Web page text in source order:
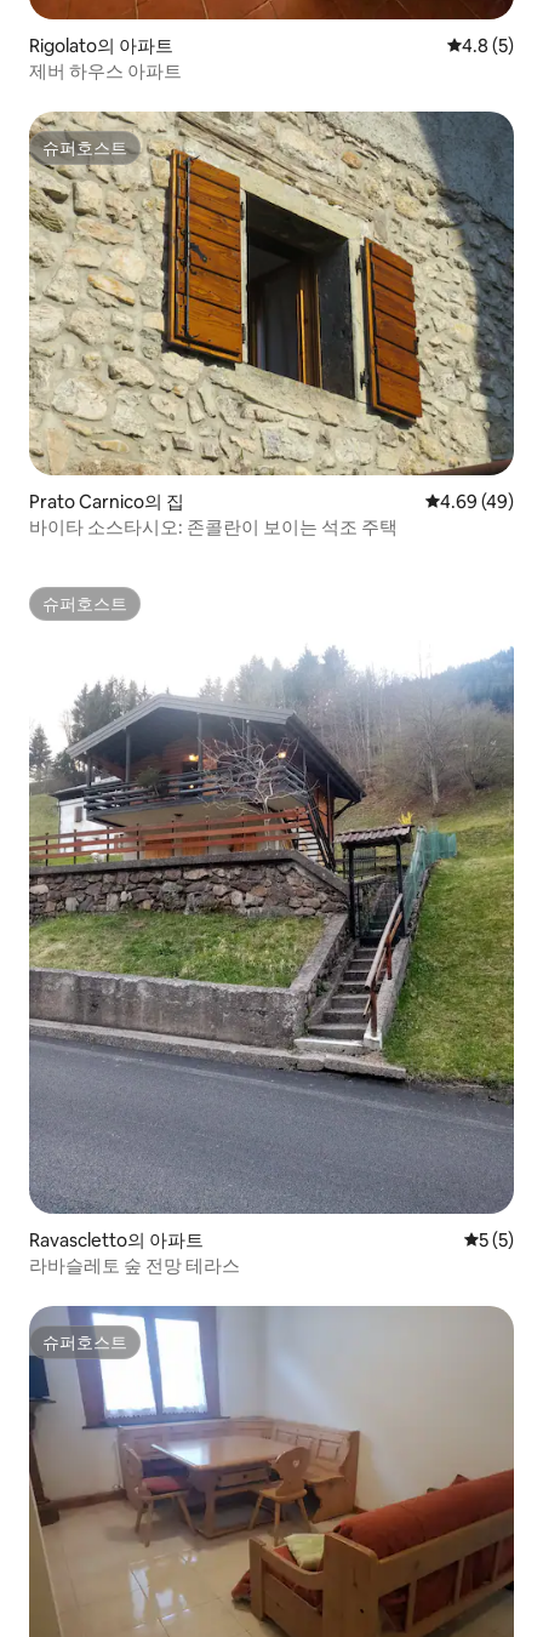
Rigolato의 아파트 평점 4.8점
4.8 (5)
제버 하우스 아파트
슈퍼호스트
슈퍼호스트
Prato Carnico의 집 평점 4.69점(5
4.69 (49)
바이타 소스타시오: 존콜란이 보이는 석조 주택
슈퍼호스트
슈퍼호스트
Ravascletto의 아파트 평점 5점
5 (5)
라바슬레토 숲 전망 테라스
슈퍼호스트
슈퍼호스트